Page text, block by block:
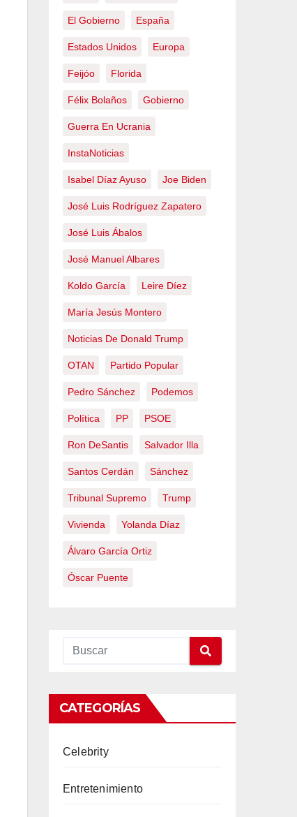
El Gobierno España
Estados Unidos Europa
Feijóo Florida
Félix Bolaños Gobierno
Guerra En Ucrania
InstaNoticias
Isabel Díaz Ayuso Joe Biden
José Luis Rodríguez Zapatero
José Luis Ábalos
José Manuel Albares
Koldo García Leire Díez
María Jesús Montero
Noticias De Donald Trump
OTAN Partido Popular
Pedro Sánchez Podemos
Política PP PSOE
Ron DeSantis Salvador Illa
Santos Cerdán Sánchez
Tribunal Supremo Trump
Vivienda Yolanda Díaz
Álvaro García Ortiz
Óscar Puente
CATEGORÍAS
Celebrity
Entretenimiento